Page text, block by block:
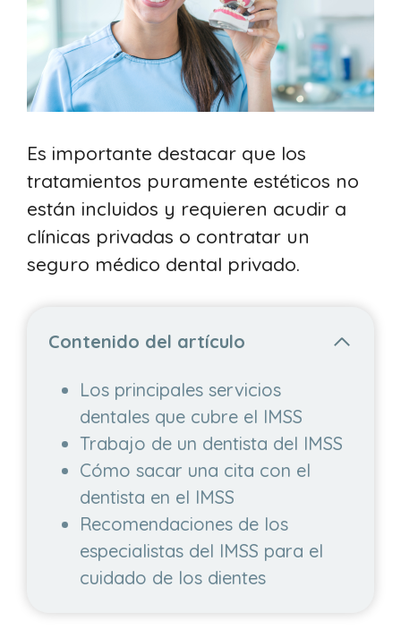
Es importante destacar que los
tratamientos puramente estéticos no
están incluidos y requieren acudir a
clínicas privadas o contratar un
seguro médico dental privado.
Contenido del artículo
Los principales servicios
dentales que cubre el IMSS
Trabajo de un dentista del IMSS
Cómo sacar una cita con el
dentista en el IMSS
Recomendaciones de los
especialistas del IMSS para el
cuidado de los dientes